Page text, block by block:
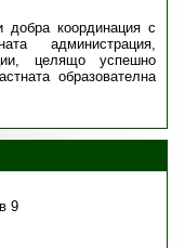
добра координация с
администрация,
целящо успешно
образователна
9